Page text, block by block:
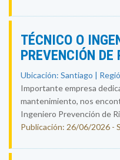
TÉCNICO O
PREVENCIÓN
Ubicación: Santiago |
Importante empresa
mantenimiento, nos
Ingeniero Prevención de
Publicación: 26/06/2026 -